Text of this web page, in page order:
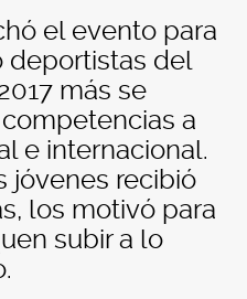
el evento para
deportistas del
más se
a
e internacional.
jóvenes recibió
los motivó para
subir a lo